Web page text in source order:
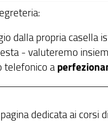
dalla propria casella
- valuteremo
telefonico a
dedicata ai corsi di